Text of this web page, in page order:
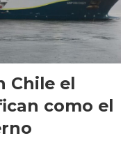
Chile el
como el